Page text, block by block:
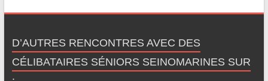
D’AUTRES RENCONTRES AVEC DES
CÉLIBATAIRES SÉNIORS SEINOMARINES SUR